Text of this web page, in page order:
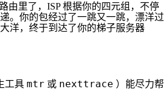
由里了，ISP 根据你的四元组，不停
。你的包经过了一跳又一跳，漂洋过
洋，终于到达了你的梯子服务器
工具 mtr 或 nexttrace ）能尽力帮